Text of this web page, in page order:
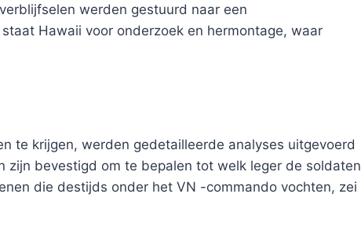
werden gestuurd naar een
Hawaii voor onderzoek en hermontage, waar
te krijgen, werden gedetailleerde analyses uitgevoerd
bevestigd om te bepalen tot welk leger de soldaten
die destijds onder het VN -commando vochten, zei